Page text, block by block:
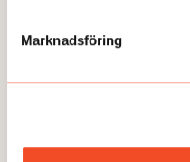
Marknadsföring
temaartiklar och